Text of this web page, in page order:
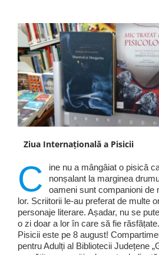
Ziua Internațională a Pisicii
C
ine nu a mângâiat o pisică
nonșalant la marginea
oameni sunt companioni de
lor. Scriitorii le-au preferat de multe
personaje literare. Așadar, nu se
o zi doar a lor în care să fie
Pisicii este pe 8 august!
pentru Adulți al Bibliotecii Județene